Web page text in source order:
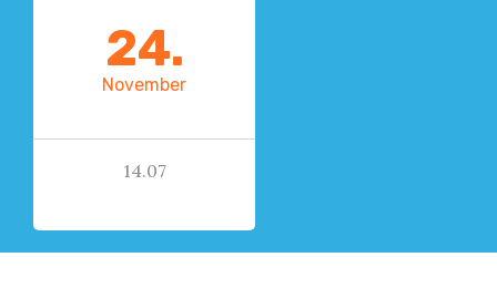
24.
November
14.07